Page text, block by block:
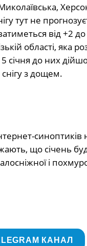
тут не
від +2
області,
5 січня до них
з дощем.
що січень
і
КАНАЛ